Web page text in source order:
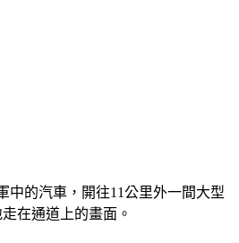
中的汽車，開往11公里外一間大型
在通道上的畫面。